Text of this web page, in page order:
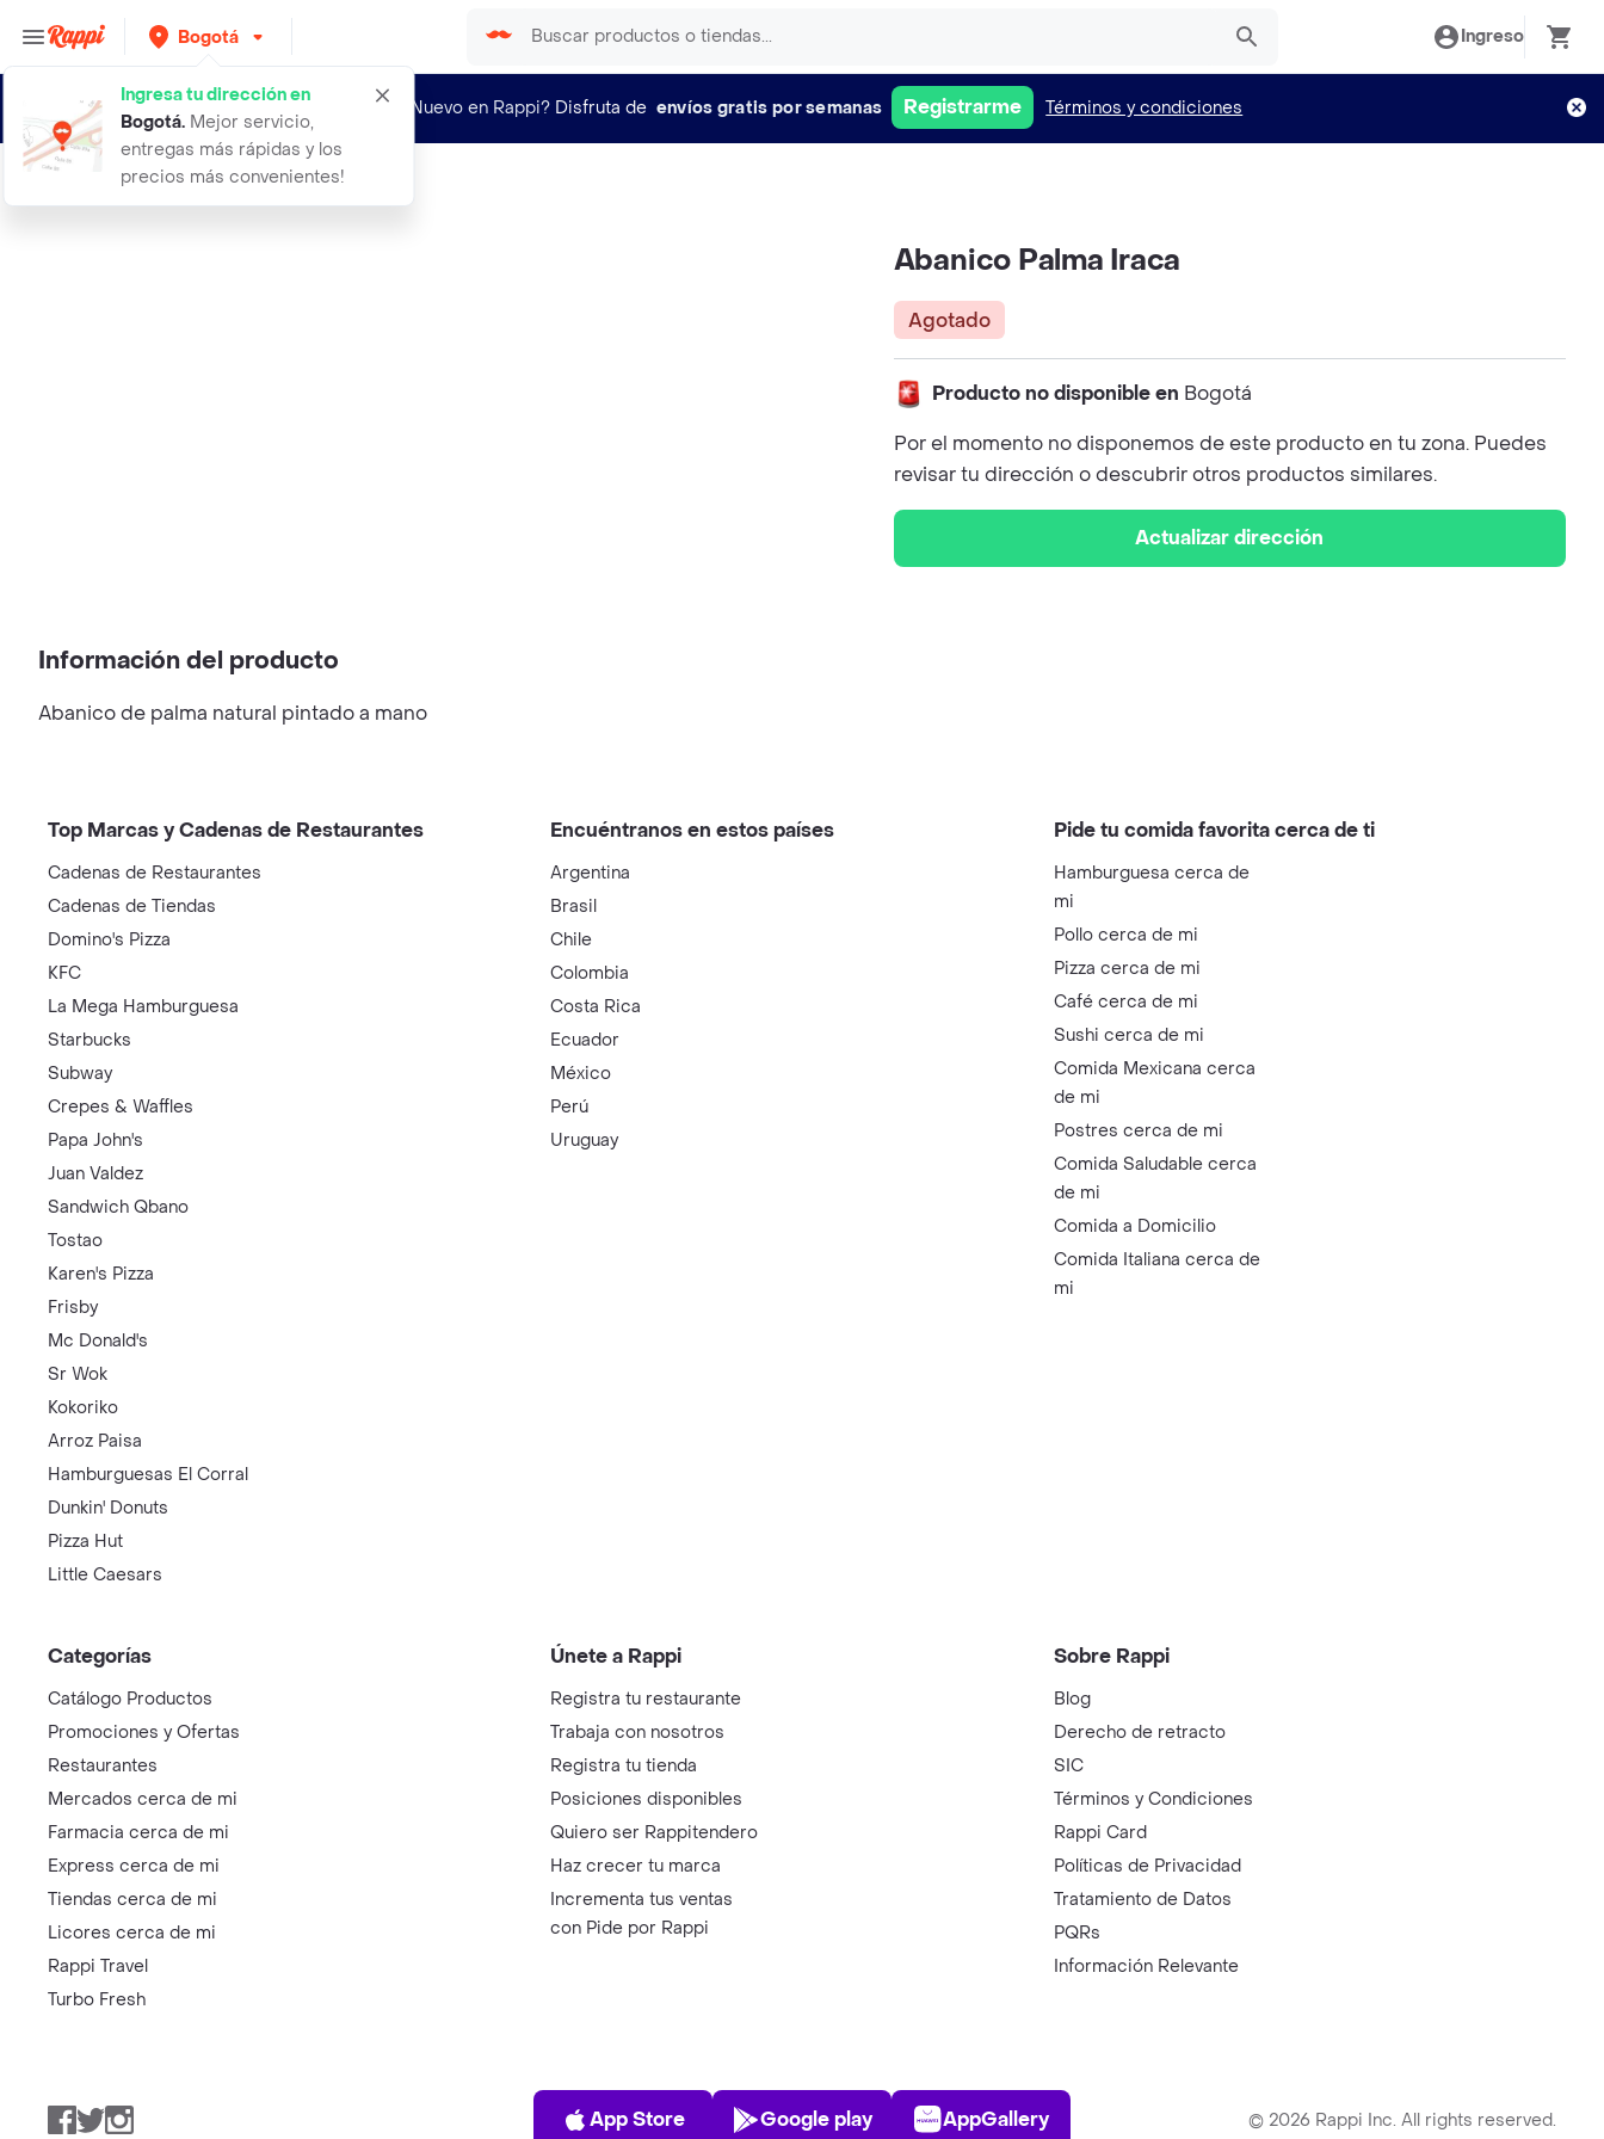
Bogotá
Ingresa tu dirección en
Bogotá. Mejor servicio,
entregas más rápidas y los
precios más convenientes!
Ingreso
¿Nuevo en Rappi? Disfruta de envíos gratis por semanas Registrarme Términos y condiciones
abanico palma iraca
Abanico Palma Iraca
Agotado
Producto no disponible en Bogotá
Por el momento no disponemos de este producto en tu zona. Puedes
revisar tu dirección o descubrir otros productos similares.
Actualizar dirección
Información del producto
Abanico de palma natural pintado a mano
Top Marcas y Cadenas de Restaurantes
Cadenas de Restaurantes
Cadenas de Tiendas
Domino's Pizza
KFC
La Mega Hamburguesa
Starbucks
Subway
Crepes & Waffles
Papa John's
Juan Valdez
Sandwich Qbano
Tostao
Karen's Pizza
Frisby
Mc Donald's
Sr Wok
Kokoriko
Arroz Paisa
Hamburguesas El Corral
Dunkin' Donuts
Pizza Hut
Little Caesars
Encuéntranos en estos países
Argentina
Brasil
Chile
Colombia
Costa Rica
Ecuador
México
Perú
Uruguay
Pide tu comida favorita cerca de ti
Hamburguesa cerca de
mi
Pollo cerca de mi
Pizza cerca de mi
Café cerca de mi
Sushi cerca de mi
Comida Mexicana cerca
de mi
Postres cerca de mi
Comida Saludable cerca
de mi
Comida a Domicilio
Comida Italiana cerca de
mi
Categorías
Catálogo Productos
Promociones y Ofertas
Restaurantes
Mercados cerca de mi
Farmacia cerca de mi
Express cerca de mi
Tiendas cerca de mi
Licores cerca de mi
Rappi Travel
Turbo Fresh
Únete a Rappi
Registra tu restaurante
Trabaja con nosotros
Registra tu tienda
Posiciones disponibles
Quiero ser Rappitendero
Haz crecer tu marca
Incrementa tus ventas
con Pide por Rappi
Sobre Rappi
Blog
Derecho de retracto
SIC
Términos y Condiciones
Rappi Card
Políticas de Privacidad
Tratamiento de Datos
PQRs
Información Relevante
Facebook
TwitterInstagram
App Store
App Store
Play Store
Google play
AppGallery
AppGallery © 2026 Rappi Inc. All rights reserved.